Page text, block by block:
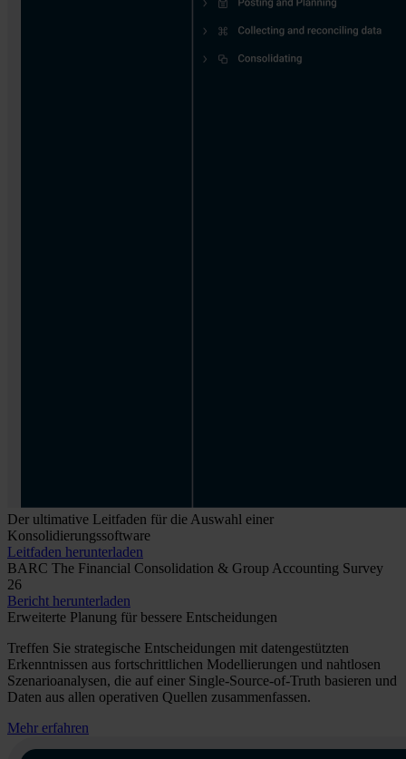
Der ultimative Leitfaden für die Auswahl einer
Konsolidierungssoftware
Leitfaden herunterladen
BARC The Financial Consolidation & Group Accounting Survey
26
Bericht herunterladen
Erweiterte Planung für bessere Entscheidungen
Treffen Sie strategische Entscheidungen mit datengestützten
Erkenntnissen aus fortschrittlichen Modellierungen und nahtlosen
Szenarioanalysen, die auf einer Single-Source-of-Truth basieren und
Daten aus allen operativen Quellen zusammenfassen.
Mehr erfahren